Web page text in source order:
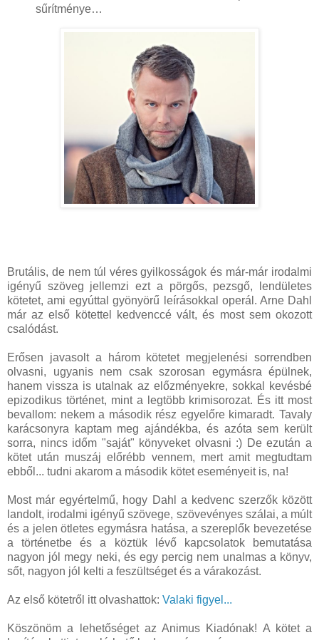
sűrítménye…
Brutális, de nem túl véres gyilkosságok és már-már irodalmi
igényű szöveg jellemzi ezt a pörgős, pezsgő, lendületes
kötetet, ami egyúttal gyönyörű leírásokkal operál. Arne Dahl
már az első kötettel kedvenccé vált, és most sem okozott
csalódást.
Erősen javasolt a három kötetet megjelenési sorrendben
olvasni, ugyanis nem csak szorosan egymásra épülnek,
hanem vissza is utalnak az előzményekre, sokkal kevésbé
epizodikus történet, mint a legtöbb krimisorozat. És itt most
bevallom: nekem a második rész egyelőre kimaradt. Tavaly
karácsonyra kaptam meg ajándékba, és azóta sem került
sorra, nincs időm "saját" könyveket olvasni :) De ezután a
kötet után muszáj előrébb vennem, mert amit megtudtam
ebből... tudni akarom a második kötet eseményeit is, na!
Most már egyértelmű, hogy Dahl a kedvenc szerzők között
landolt, irodalmi igényű szövege, szövevényes szálai, a múlt
és a jelen ötletes egymásra hatása, a szereplők bevezetése
a történetbe és a köztük lévő kapcsolatok bemutatása
nagyon jól megy neki, és egy percig nem unalmas a könyv,
sőt, nagyon jól kelti a feszültséget és a várakozást.
Az első kötetről itt olvashattok: Valaki figyel...
Köszönöm a lehetőséget az Animus Kiadónak! A kötet a